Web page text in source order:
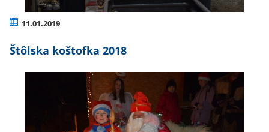
11.01.2019
Štôlska koštofka 2018